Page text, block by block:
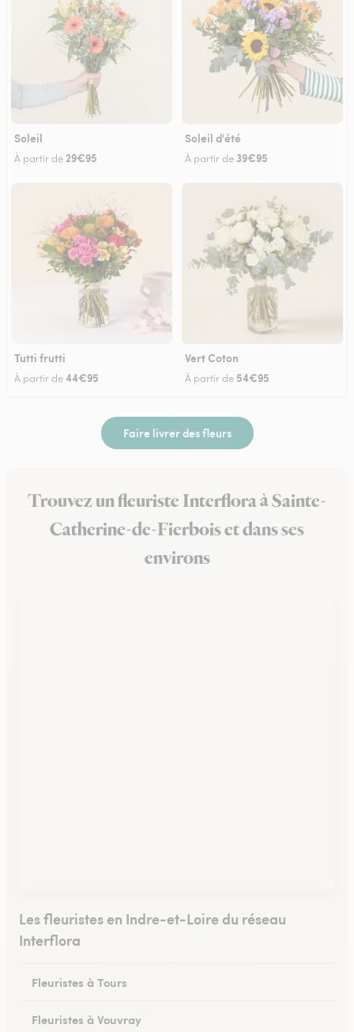
Soleil
À partir de29€95
Soleil d'été
À partir de 39€95
Tutti frutti
À partir de44€95
Vert Coton
À partir de 54€95
Faire livrer des fleurs
Trouvez un fleuriste Interflora à Sainte-
Catherine-de-Fierbois et dans ses
environs
Les fleuristes en Indre-et-Loire du réseau
Interflora
Fleuristes à Tours
Fleuristes à Vouvray